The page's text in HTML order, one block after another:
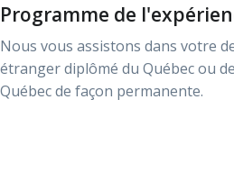
Programme de
Nous vous assistons dans votre
étranger diplômé du Québec ou
Québec de façon permanente.